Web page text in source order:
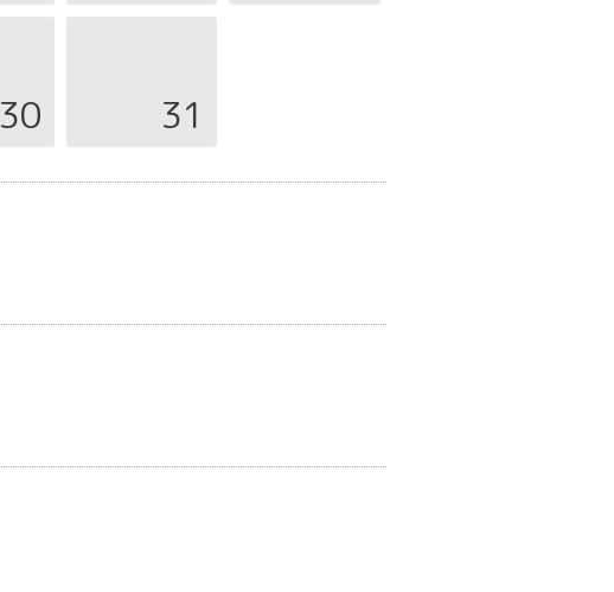
30 31